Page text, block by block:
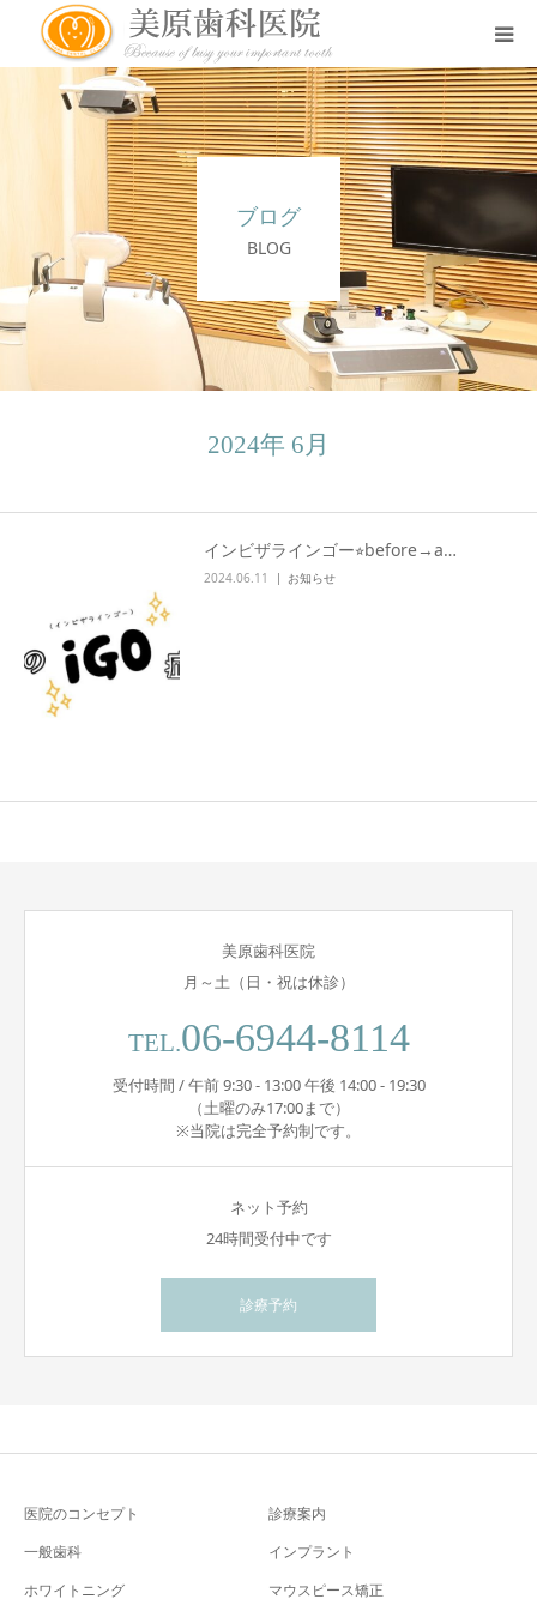
ブログ
BLOG
2024年 6月
インビザラインゴー⭐︎before→a…
2024.06.11 お知らせ
美原歯科医院
月～土（日・祝は休診）
TEL.06-6944-8114
受付時間 / 午前 9:30 - 13:00 午後 14:00 - 19:30
（土曜のみ17:00まで）
※当院は完全予約制です。
ネット予約
24時間受付中です
診療予約
医院のコンセプト
診療案内
一般歯科
インプラント
ホワイトニング
マウスピース矯正
医院のコンセプト
診療案内
治療案内
アクセス